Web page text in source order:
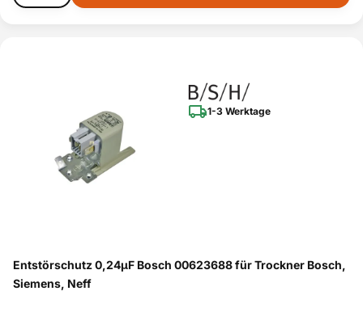
1-3 Werktage
Entstörschutz 0,24µF Bosch 00623688 für Trockner Bosch,
Siemens, Neff